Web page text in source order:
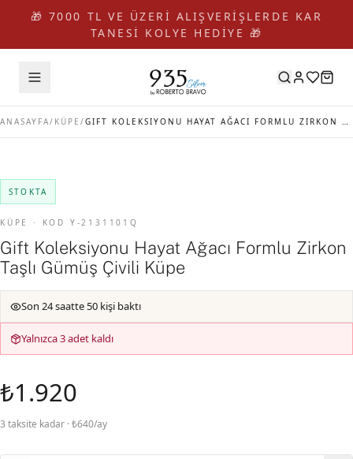
🎁 7000 TL VE ÜZERİ ALIŞVERİŞLERDE KAR
TANESİ KOLYE HEDİYE 🎁
ANASAYFA/ KÜPE / GIFT KOLEKSIYONU HAYAT AĞACI FORMLU ZIRKON TAŞLI GÜMÜŞ ÇIVILI KÜPE
STOKTA
KÜPE · KOD Y-2131101Q
Gift Koleksiyonu Hayat Ağacı Formlu Zirkon
Taşlı Gümüş Çivili Küpe
Son 24 saatte 50 kişi baktı
Yalnızca 3 adet kaldı
₺1.920
3 taksite kadar · ₺640/ay